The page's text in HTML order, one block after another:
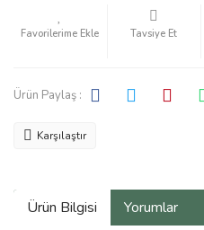
Tavsiye Et
Ürün Paylaş :
Karşılaştır
Ürün Bilgisi Yorumlar